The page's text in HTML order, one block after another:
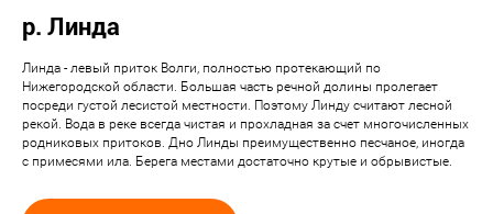
р. Линда
Линда - левый приток Волги, полностью протекающий по
Нижегородской области. Большая часть речной долины пролегает
посреди густой лесистой местности. Поэтому Линду считают лесной
рекой. Вода в реке всегда чистая и прохладная за счет многочисленных
родниковых притоков. Дно Линды преимущественно песчаное, иногда
с примесями ила. Берега местами достаточно крутые и обрывистые.